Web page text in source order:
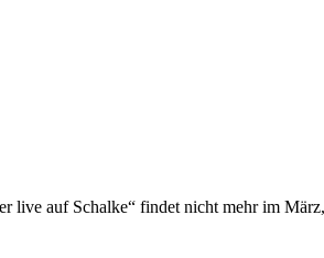
live auf Schalke“ findet nicht mehr im